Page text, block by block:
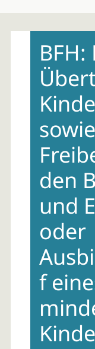
contentBFH:
den
und
oder
f